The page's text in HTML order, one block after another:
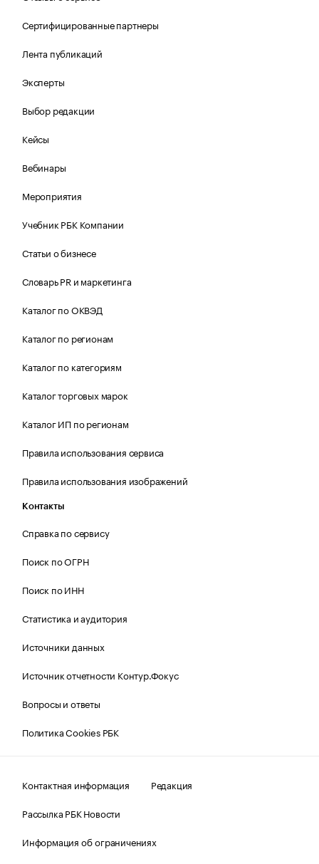
Сертифицированные партнеры
Лента публикаций
Эксперты
Выбор редакции
Кейсы
Вебинары
Мероприятия
Учебник РБК Компании
Статьи о бизнесе
Словарь PR и маркетинга
Каталог по ОКВЭД
Каталог по регионам
Каталог по категориям
Каталог торговых марок
Каталог ИП по регионам
Правила использования сервиса
Правила использования изображений
Контакты
Справка по сервису
Поиск по ОГРН
Поиск по ИНН
Статистика и аудитория
Источники данных
Источник отчетности Контур.Фокус
Вопросы и ответы
Политика Cookies РБК
Контактная информация
Редакция
Рассылка РБК Новости
Информация об ограничениях